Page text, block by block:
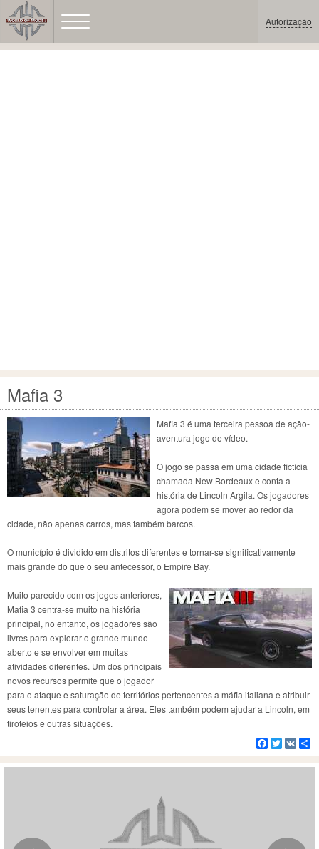
Autorização
Mafia 3
Mafia 3 é uma terceira pessoa de ação-
aventura jogo de vídeo.
O jogo se passa em uma cidade fictícia
chamada New Bordeaux e conta a
história de Lincoln Argila. Os jogadores
agora podem se mover ao redor da
cidade, não apenas carros, mas também barcos.
O município é dividido em distritos diferentes e tornar-se significativamente
mais grande do que o seu antecessor, o Empire Bay.
Muito parecido com os jogos anteriores,
Mafia 3 centra-se muito na história
principal, no entanto, os jogadores são
livres para explorar o grande mundo
aberto e se envolver em muitas
atividades diferentes. Um dos principais
novos recursos permite que o jogador
para o ataque e saturação de territórios pertencentes a máfia italiana e atribuir
seus tenentes para controlar a área. Eles também podem ajudar a Lincoln, em
tiroteios e outras situações.
Facebook
Twitter
VK